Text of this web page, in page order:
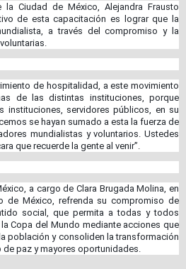
Ciudad de México, Alejandra Frausto
de esta capacitación es lograr que la
a través del compromiso y la
de hospitalidad, a este movimiento
de las distintas instituciones, porque
instituciones, servidores públicos, en su
se hayan sumado a esta la fuerza de
mundialistas y voluntarios. Ustedes
que recuerde la gente al venir”.
a cargo de Clara Brugada Molina, en
de México, refrenda su compromiso de
social, que permita a todas y todos
Copa del Mundo mediante acciones que
población y consoliden la transformación
paz y mayores oportunidades.